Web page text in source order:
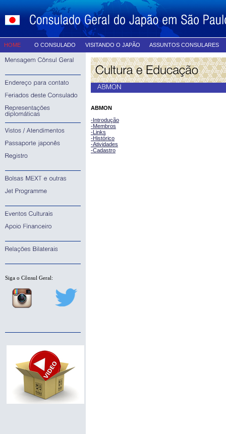
HOME O CONSULADO VISITANDO O JAPÃO ASSUNTOS CONSULARES
ABMON
-Introdução
-Membros
-Links
-Histórico
-Atividades
-Cadastro